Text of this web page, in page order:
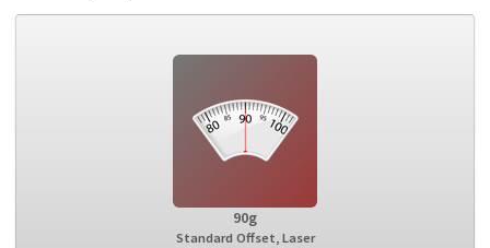
90g
Standard Offset, Laser